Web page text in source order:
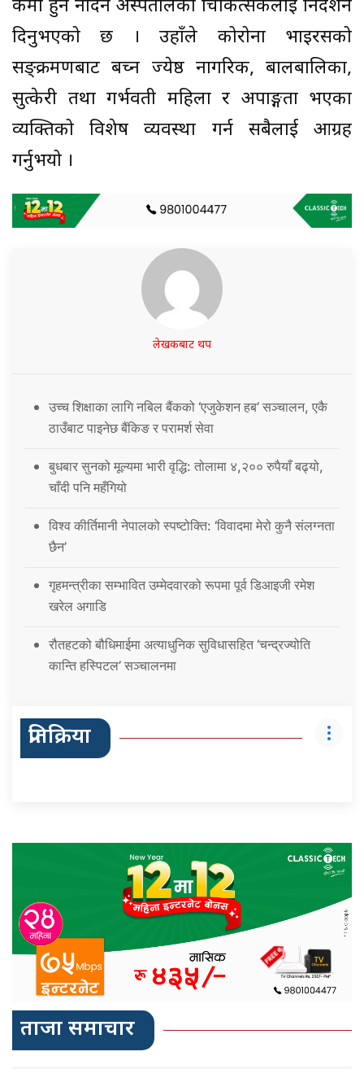
कमी हुन नदिन अस्पतालका चिकित्सकलाई निर्देशन
दिनुभएको छ । उहाँले कोरोना भाइरसको
सङ्क्रमणबाट बच्न ज्येष्ठ नागरिक, बालबालिका,
सुत्केरी तथा गर्भवती महिला र अपाङ्गता भएका
व्यक्तिको विशेष व्यवस्था गर्न सबैलाई आग्रह
गर्नुभयो ।
लेखकबाट थप
उच्च शिक्षाका लागि नबिल बैंकको ‘एजुकेशन हब’ सञ्चालन, एकै
ठाउँबाट पाइनेछ बैंकिङ र परामर्श सेवा
बुधबार सुनको मूल्यमा भारी वृद्धि: तोलामा ४,२०० रुपैयाँ बढ्यो,
चाँदी पनि महँगियो
विश्व कीर्तिमानी नेपालको स्पष्टोक्ति: ‘विवादमा मेरो कुनै संलग्नता
छैन’
गृहमन्त्रीका सम्भावित उम्मेदवारको रूपमा पूर्व डिआइजी रमेश
खरेल अगाडि
रौतहटको बौधिमाईमा अत्याधुनिक सुविधासहित ‘चन्द्रज्योति
कान्ति हस्पिटल’ सञ्चालनमा
प्रतिक्रिया
ताजा समाचार